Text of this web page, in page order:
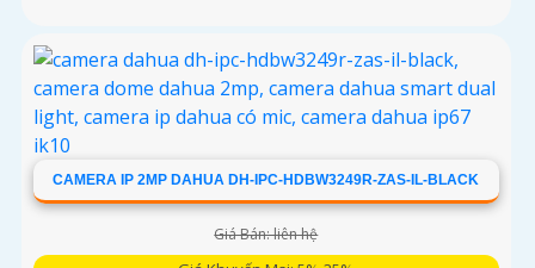
CAMERA IP 2MP DAHUA DH-IPC-HDBW3249R-ZAS-IL-BLACK
Giá Bán: liên hệ